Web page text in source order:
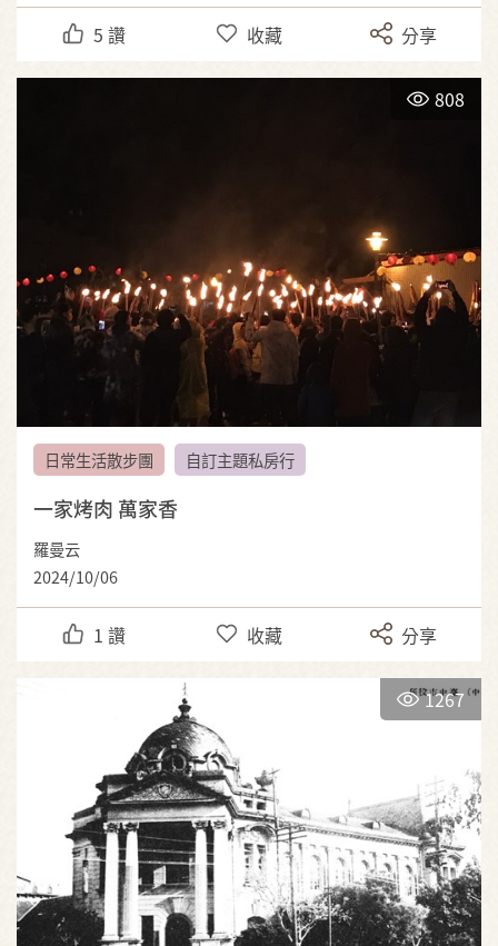
5 讚 收藏 分享
808
日常生活散步團 自訂主題私房行
一家烤肉 萬家香
羅曼云
2024/10/06
1 讚 收藏 分享
1267